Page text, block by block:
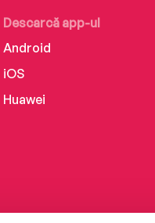
Descarcă app-ul
Android
iOS
Huawei